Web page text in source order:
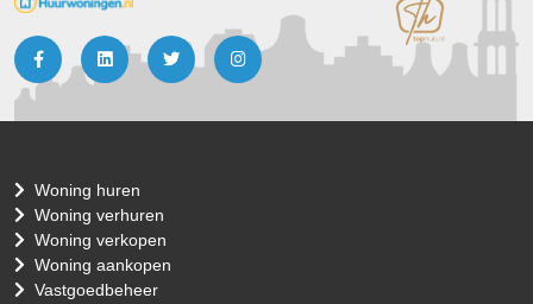
Woning huren
Woning verhuren
Woning verkopen
Woning aankopen
Vastgoedbeheer